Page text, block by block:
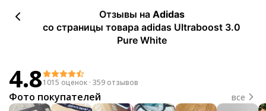
Отзывы на Adidas
со страницы товара adidas Ultraboost 3.0
Pure White
4.81015 оценок · 359 отзывов
Фото покупателей все